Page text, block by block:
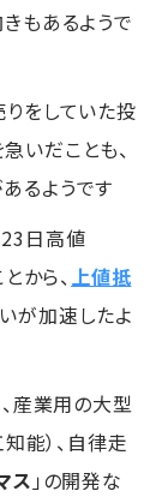
もあるようで
をしていた投
急いだことも、
るようです
日高値
から、上値抵
が加速したよ
産業用の大型
知能）、自律走
ス 」の開発な